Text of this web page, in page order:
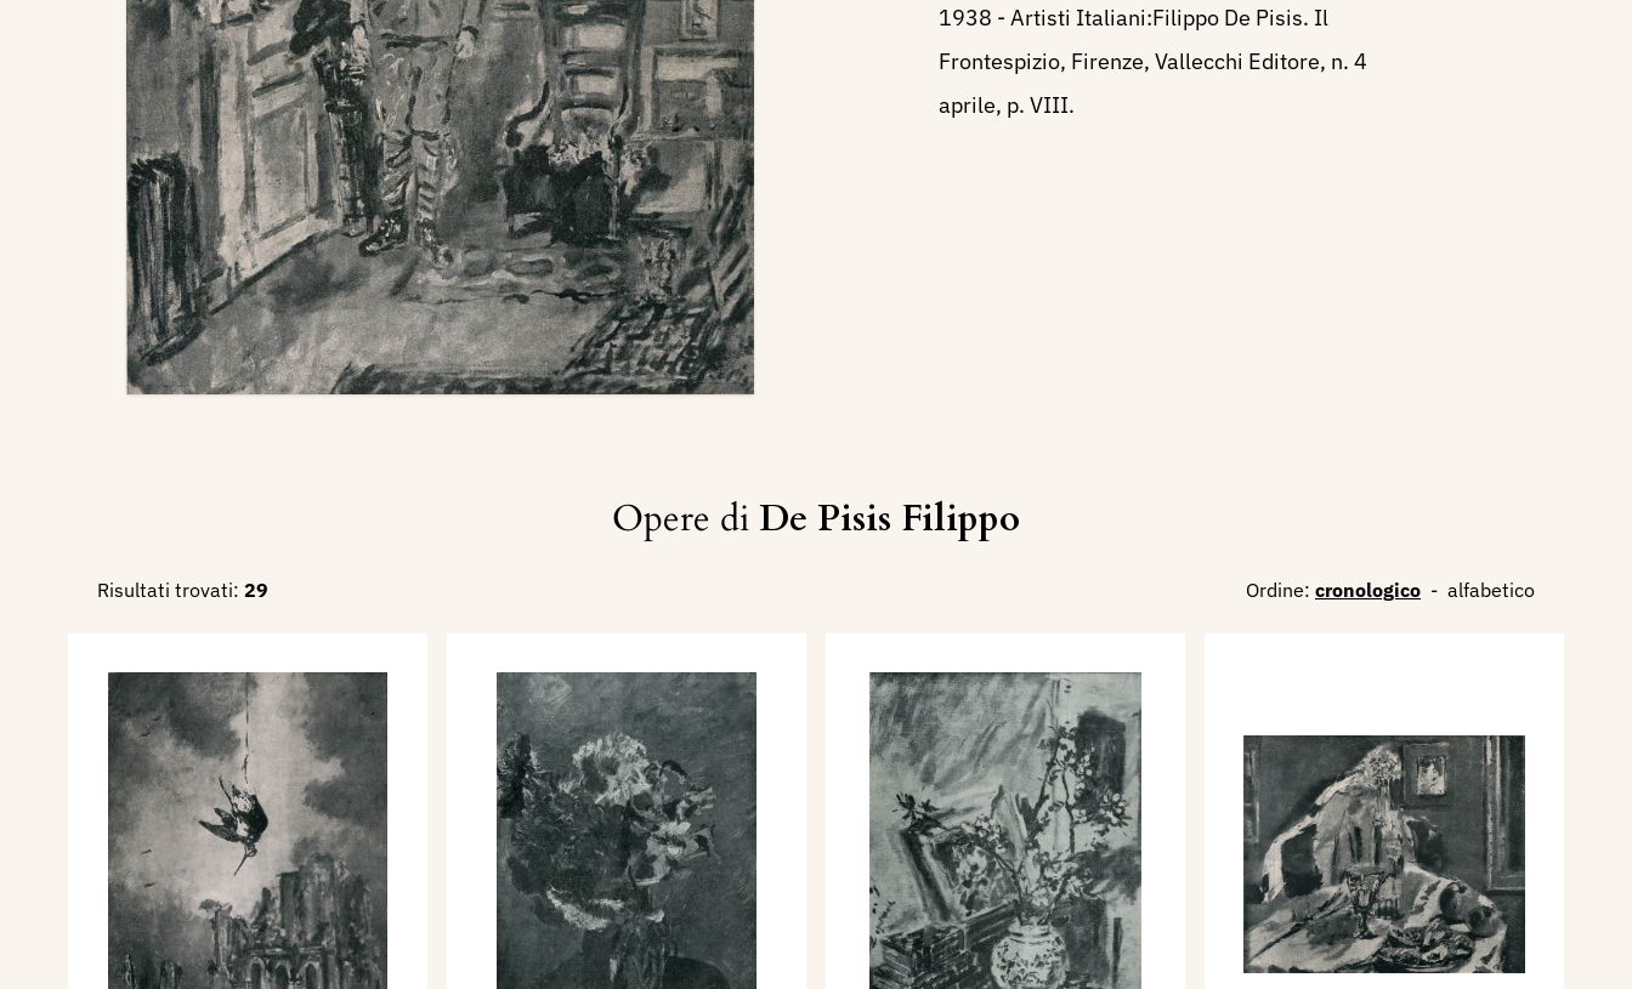
1938 - Artisti Italiani:Filippo De Pisis. Il
Frontespizio, Firenze, Vallecchi Editore, n. 4
aprile, p. VIII.
Opere diDe Pisis Filippo
Risultati trovati: 29 Ordine: cronologico - alfabetico